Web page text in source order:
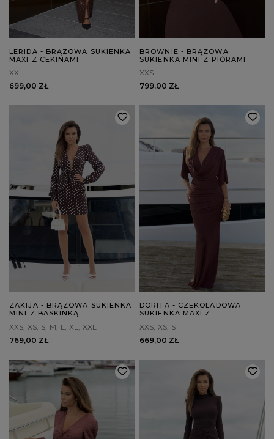
LERIDA - BRĄZOWA SUKIENKA
MAXI Z CEKINAMI
XXL
699,00 ZŁ
BROWNIE - BRĄZOWA
SUKIENKA MINI Z PIÓRAMI
XXS
799,00 ZŁ
ZAKIJA - BRĄZOWA SUKIENKA
MINI Z BASKINKĄ
XXS XS S M L XL
XXL
769,00 ZŁ
DORITA - CZEKOLADOWA
SUKIENKA MAXI Z
XXS XS S
669,00 ZŁ